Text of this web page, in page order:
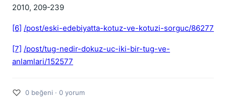
2010, 209-239
[6] /post/eski-edebiyatta-kotuz-ve-kotuzi-sorguc/86277
[7] /post/tug-nedir-dokuz-uc-iki-bir-tug-ve-
anlamlari/152577
♡ 0 beğeni · 0 yorum